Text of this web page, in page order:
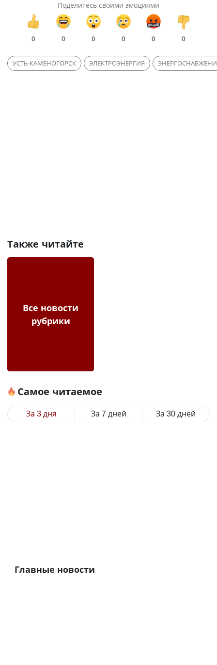
Поделитесь своими эмоциями
0 0 0 0 0 0
УСТЬ-КАМЕНОГОРСК ЭЛЕКТРОЭНЕРГИЯ
Также читайте
Все новости
рубрики
Самое читаемое
За 3 дня За 7 дней За 30 дней
Главные новости